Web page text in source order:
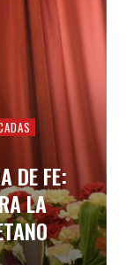
DE FE:
LA